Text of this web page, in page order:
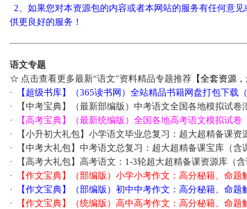
2、如果您对本资源包的内容或者本网站的服务有任何意
供更良好的服务！
语文专题
☆ 点击查看更多最新“语文”资料精品专题推荐【全套资源，
·
【超级书库】（365读书网）全站精品书籍网盘打包下载
·
【中考宝典】（最新部编版）中考语文全国各地模拟试卷
·
【高考宝典】（最新统编版）全国各地高考语文模拟试卷
·
【小升初大礼包】小学语文毕业总复习：超大超精备课资
·
【中考大礼包】中考语文总复习：超大超精备课宝库（含
·
【高考大礼包】高考语文：1-3轮超大超精备课资源库（
·
【作文宝典】（部编版）小学小考作文：高分秘籍、命
·
【作文宝典】（部编版）初中中考作文：高分秘籍、命
·
【作文宝典】（统编版）高中高考作文：高分秘籍、命